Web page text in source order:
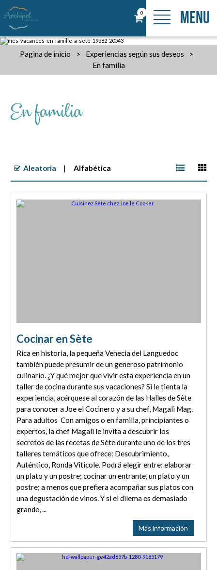
0 MENU
Pagina de inicio > Experiencias según sus deseos
>
En familia
En familia
Aleatoria Alfabética
Cocinar en Sète
Rica en historia, la pequeña Venecia del Languedoc
también puede presumir de un generoso patrimonio
culinario. ¿Y qué mejor que vivir esta experiencia en un
taller de cocina durante sus vacaciones? Si le tienta la
experiencia, acérquese al corazón de las Halles de Sète
para conocer a Joe el Cocinero y a su chef, Magali Mag.
Para adultos Con amigos o en familia, principiantes o
expertos, la chef Magali le invita a descubrir los
secretos de las recetas de Sète durante uno de los tres
talleres temáticos que ofrece: Descubrimiento,
Auténtico, Ronda Viticole. Podrá elegir entre: elaborar
un plato y un postre; cocinar un entrante, un plato y un
postre; a menos que prefiera acompañar sus platos con
una degustación de vinos. Y si el dilema es demasiado
grande, ...
Más información